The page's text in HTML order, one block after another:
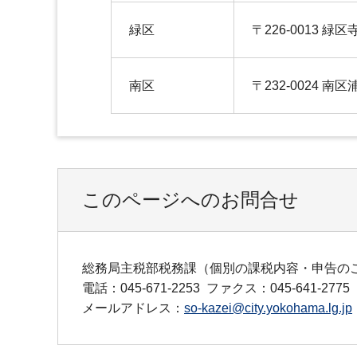
緑区 〒226-0013 緑区
南区 〒232-0024 南区
このページへのお問合せ
総務局主税部税務課（個別の課税内容・申告
電話：045-671-2253 ファクス：045-641-2775
メールアドレス： so-kazei@city.yokohama.lg.jp